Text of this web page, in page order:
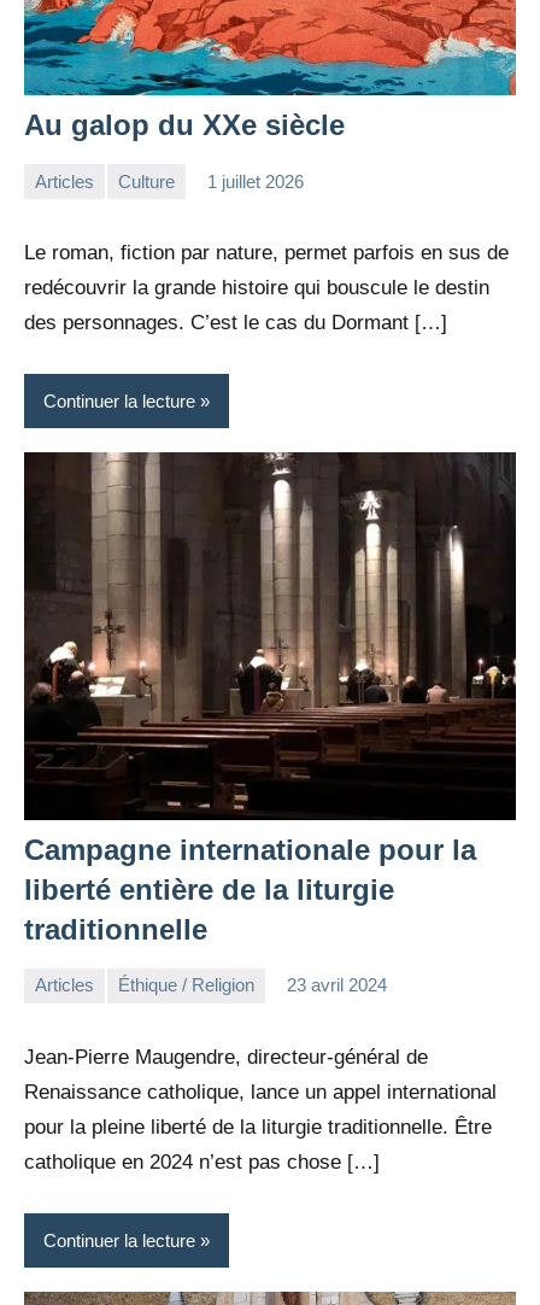
Au galop du XXe siècle
Articles Culture 1 juillet 2026
Le roman, fiction par nature, permet parfois en sus de
redécouvrir la grande histoire qui bouscule le destin
des personnages. C’est le cas du Dormant […]
Continuer la lecture
Campagne internationale pour la
liberté entière de la liturgie
traditionnelle
Articles Éthique / Religion 23 avril 2024
Jean-Pierre Maugendre, directeur-général de
Renaissance catholique, lance un appel international
pour la pleine liberté de la liturgie traditionnelle. Être
catholique en 2024 n’est pas chose […]
Continuer la lecture